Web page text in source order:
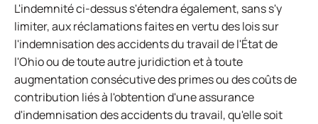
L'indemnité ci-dessus s'étendra également, sans s'y
limiter, aux réclamations faites en vertu des lois sur
l'indemnisation des accidents du travail de l'État de
l'Ohio ou de toute autre juridiction et à toute
augmentation consécutive des primes ou des coûts de
contribution liés à l'obtention d'une assurance
d'indemnisation des accidents du travail, qu'elle soit